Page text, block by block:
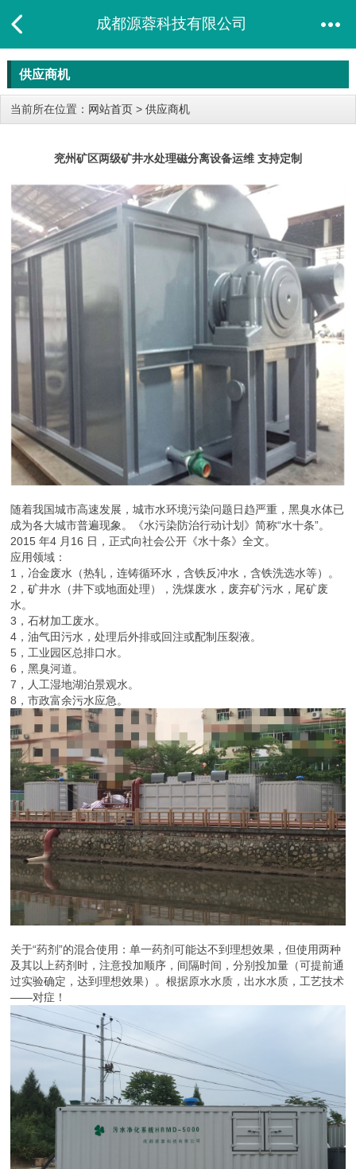
成都源蓉科技有限公司
供应商机
当前所在位置： 网站首页 > 供应商机
兖州矿区两级矿井水处理磁分离设备运维 支持定制
随着我国城市高速发展，城市水环境污染问题日趋严重，黑臭水体已
成为各大城市普遍现象。《水污染防治行动计划》简称“水十条”。
2015 年4 月16 日，正式向社会公开《水十条》全文。
应用领域：
1，冶金废水（热轧，连铸循环水，含铁反冲水，含铁洗选水等）。
2，矿井水（井下或地面处理），洗煤废水，废弃矿污水，尾矿废
水。
3，石材加工废水。
4，油气田污水，处理后外排或回注或配制压裂液。
5，工业园区总排口水。
6，黑臭河道。
7，人工湿地湖泊景观水。
8，市政富余污水应急。
关于“药剂”的混合使用：单一药剂可能达不到理想效果，但使用两种
及其以上药剂时，注意投加顺序，间隔时间，分别投加量（可提前通
过实验确定，达到理想效果）。根据原水水质，出水水质，工艺技术
——对症！